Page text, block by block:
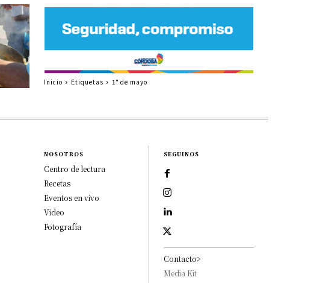
Inicio Etiquetas 1° de mayo
NOSOTROS
Centro de lectura
Recetas
Eventos en vivo
Video
Fotografía
SEGUINOS
Contacto>
Media Kit